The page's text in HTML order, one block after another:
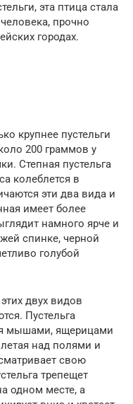
эта птица стала
прочно
городах.
крупнее пустельги
200 граммов у
Степная пустельга
колеблется в
эти два вида и
имеет более
намного ярче и
спинке, черной
голубой
двух видов
Пустельга
мышами, ящерицами
над полями и
свою
трепещет
одном месте, а